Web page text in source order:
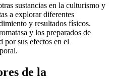
sustancias en la culturismo y
a explorar diferentes
y resultados físicos.
y los preparados de
por sus efectos en el
de la